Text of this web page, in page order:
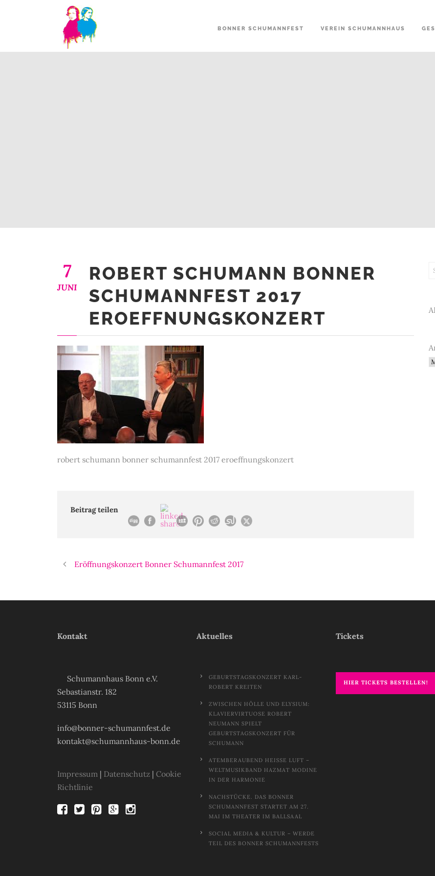
BONNER SCHUMANNFEST VEREIN SCHUMANNHAUS
7
JUNI
ROBERT SCHUMANN BONNER
SCHUMANNFEST 2017
EROEFFNUNGSKONZERT
robert schumann bonner schumannfest 2017 eroeffnungskonzert
Beitrag teilen
Eröffnungskonzert Bonner Schumannfest 2017
Kontakt
Schumannhaus Bonn e.V.
Sebastianstr. 182
53115 Bonn
info@bonner-schumannfest.de
kontakt@schumannhaus-bonn.de
Impressum | Datenschutz | Cookie
Richtlinie
Aktuelles
GEBURTSTAGSKONZERT KARL-
ROBERT KREITEN
ZWISCHEN HÖLLE UND ELYSIUM:
KLAVIERVIRTUOSE ROBERT
NEUMANN SPIELT
GEBURTSTAGSKONZERT FÜR
SCHUMANN
ATEMBERAUBEND HEISSE LUFT – W
ELTMUSIKBAND HAZMAT MODINE I
N DER HARMONIE
NACHSTÜCKE. DAS BONNER
SCHUMANNFEST STARTET AM 27.
MAI IM THEATER IM BALLSAAL
SOCIAL MEDIA & KULTUR – WERDE
TEIL DES BONNER SCHUMANNFESTS
Tickets
HIER TICKETS BESTELLEN!